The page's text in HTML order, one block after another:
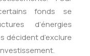
fonds se
d’énergies
décident d’exclure